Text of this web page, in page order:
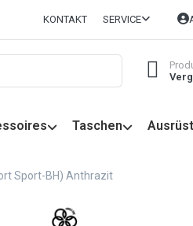
KONTAKT SERVICE
Taschen
Sport-BH) Anthrazit